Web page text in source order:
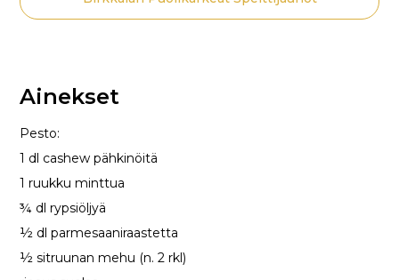
Ainekset
Pesto:
1 dl cashew pähkinöitä
1 ruukku minttua
¾ dl rypsiöljyä
½ dl parmesaaniraastetta
½ sitruunan mehu (n. 2 rkl)